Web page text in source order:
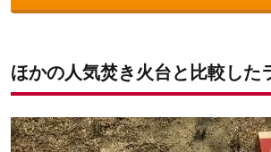
ほかの人気焚き火台と比較した